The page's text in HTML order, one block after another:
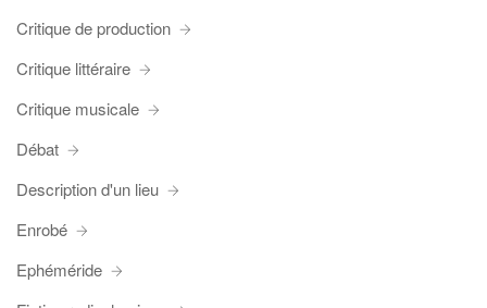
Critique de production
Critique littéraire
Critique musicale
Débat
Description d'un lieu
Enrobé
Ephéméride